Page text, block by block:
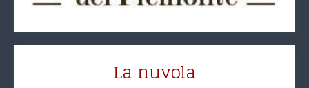
La nuvola